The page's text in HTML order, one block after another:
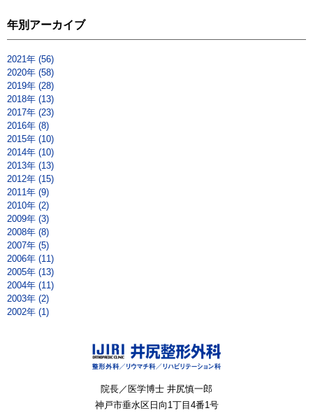
年別アーカイブ
2021年 (56)
2020年 (58)
2019年 (28)
2018年 (13)
2017年 (23)
2016年 (8)
2015年 (10)
2014年 (10)
2013年 (13)
2012年 (15)
2011年 (9)
2010年 (2)
2009年 (3)
2008年 (8)
2007年 (5)
2006年 (11)
2005年 (13)
2004年 (11)
2003年 (2)
2002年 (1)
院長／医学博士 井尻慎一郎
神戸市垂水区日向1丁目4番1号